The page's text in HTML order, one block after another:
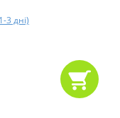
3 дні)